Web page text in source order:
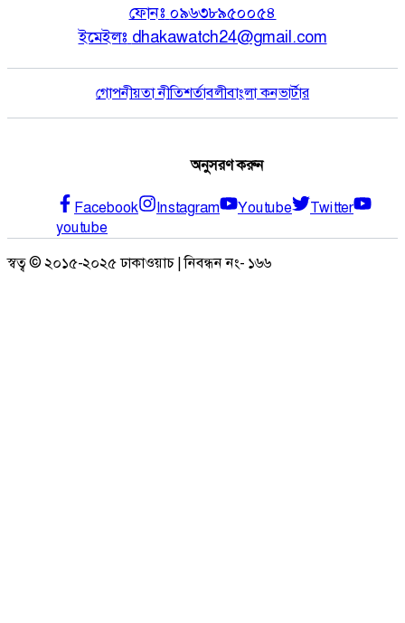
ফোনঃ ০৯৬৩৮৯৫০০৫৪
ইমেইলঃ dhakawatch24@gmail.com
গোপনীয়তা নীতিশর্তাবলীবাংলা কনভার্টার
অনুসরণ করুন
Facebook Instagram Youtube
Twitter
youtube
স্বত্ব © ২০১৫-২০২৫ ঢাকাওয়াচ | নিবন্ধন নং- ১৬৬